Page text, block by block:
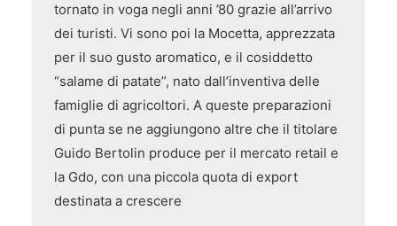
tornato in voga negli anni ’80 grazie all’arrivo
dei turisti. Vi sono poi la Mocetta, apprezzata
per il suo gusto aromatico, e il cosiddetto
“salame di patate”, nato dall’inventiva delle
famiglie di agricoltori. A queste preparazioni
di punta se ne aggiungono altre che il titolare
Guido Bertolin produce per il mercato retail e
la Gdo, con una piccola quota di export
destinata a crescere